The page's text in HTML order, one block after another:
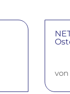
von